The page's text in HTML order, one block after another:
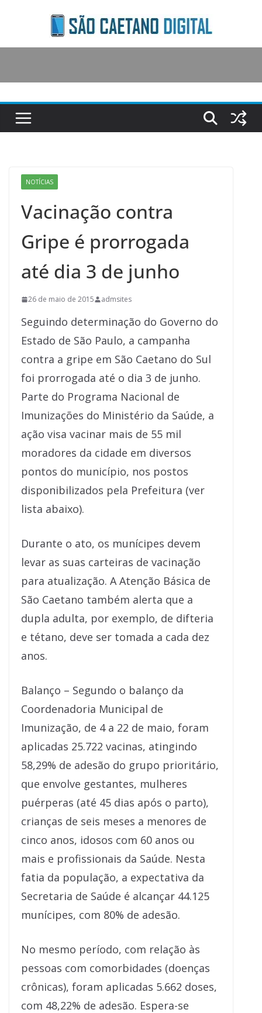
content
NOTÍCIAS
Vacinação contra
Gripe é prorrogada
até dia 3 de junho
26 de maio de 2015 admsites
Seguindo determinação do Governo do
Estado de São Paulo, a campanha
contra a gripe em São Caetano do Sul
foi prorrogada até o dia 3 de junho.
Parte do Programa Nacional de
Imunizações do Ministério da Saúde, a
ação visa vacinar mais de 55 mil
moradores da cidade em diversos
pontos do município, nos postos
disponibilizados pela Prefeitura (ver
lista abaixo).
Durante o ato, os munícipes devem
levar as suas carteiras de vacinação
para atualização. A Atenção Básica de
São Caetano também alerta que a
dupla adulta, por exemplo, de difteria
e tétano, deve ser tomada a cada dez
anos.
Balanço – Segundo o balanço da
Coordenadoria Municipal de
Imunização, de 4 a 22 de maio, foram
aplicadas 25.722 vacinas, atingindo
58,29% de adesão do grupo prioritário,
que envolve gestantes, mulheres
puérperas (até 45 dias após o parto),
crianças de seis meses a menores de
cinco anos, idosos com 60 anos ou
mais e profissionais da Saúde. Nesta
fatia da população, a expectativa da
Secretaria de Saúde é alcançar 44.125
munícipes, com 80% de adesão.
No mesmo período, com relação às
pessoas com comorbidades (doenças
crônicas), foram aplicadas 5.662 doses,
com 48,22% de adesão. Espera-se